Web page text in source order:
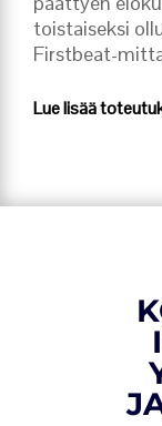
toistaiseksi
Firstbeat-
Lue lisää